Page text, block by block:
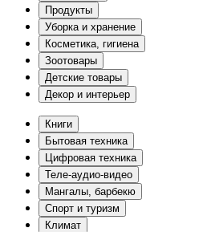
Продукты
Уборка и хранение
Косметика, гигиена
Зоотовары
Детские товары
Декор и интерьер
Книги
Бытовая техника
Цифровая техника
Теле-аудио-видео
Мангалы, барбекю
Спорт и туризм
Климат